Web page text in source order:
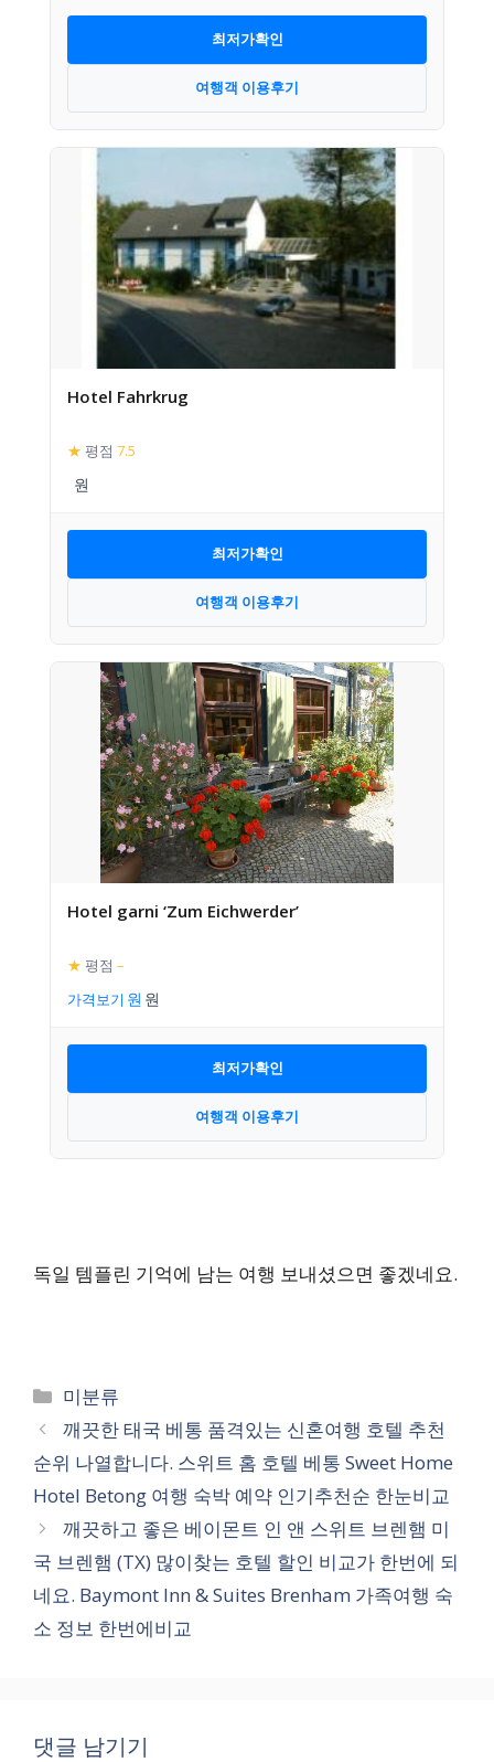
최저가확인
여행객 이용후기
Hotel Fahrkrug
★ 평점 7.5
최저가확인
여행객 이용후기
Hotel garni ‘Zum Eichwerder’
★ 평점 –
가격보기
최저가확인
여행객 이용후기
독일 템플린 기억에 남는 여행 보내셨으면 좋겠네요.
카
테
고
리
미분류
깨끗한 태국 베통 품격있는 신혼여행 호텔 추천
순위 나열합니다. 스위트 홈 호텔 베통 Sweet Home
Hotel Betong 여행 숙박 예약 인기추천순 한눈비교
깨끗하고 좋은 베이몬트 인 앤 스위트 브렌햄 미
국 브렌햄 (TX) 많이찾는 호텔 할인 비교가 한번에 되
네요. Baymont Inn & Suites Brenham 가족여행 숙
소 정보 한번에비교
댓글 남기기